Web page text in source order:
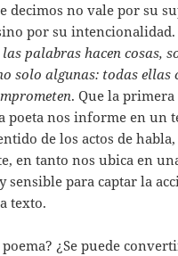
decimos no vale por su
por su intencionalidad.
las palabras hacen cosas,
solo algunas: todas ellas
. Que la primera
poeta nos informe en un
de los actos de habla,
en tanto nos ubica en
sensible para captar la
texto.
¿Se puede